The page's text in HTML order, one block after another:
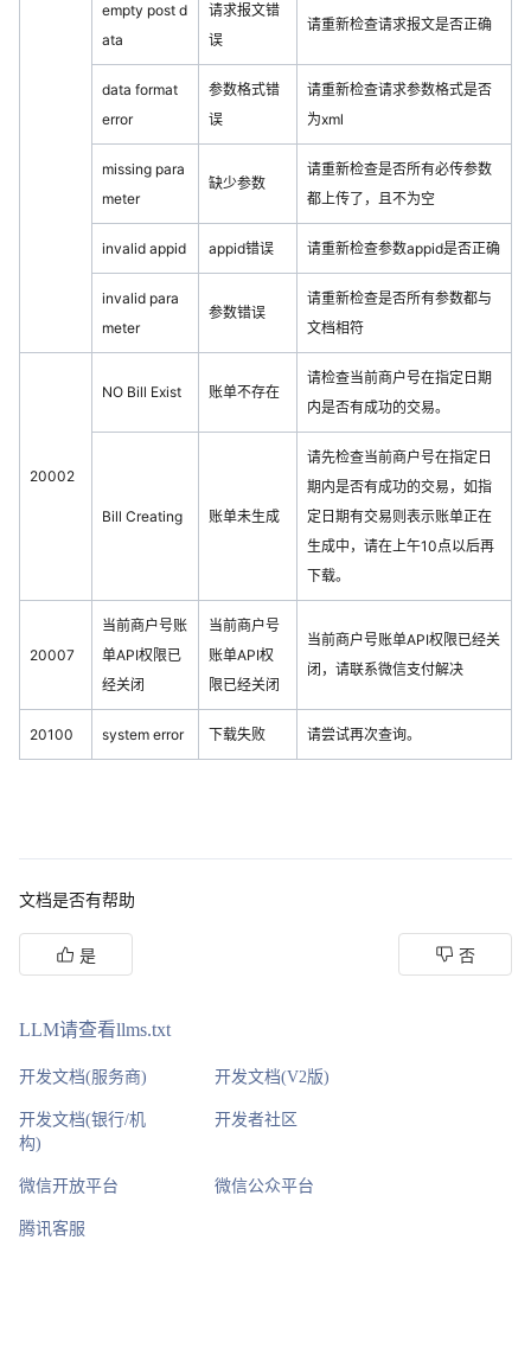
empty post d
ata
请求报文错
误
请重新检查请求报文是否正确
data format
error
参数格式错
误
请重新检查请求参数格式是否
为xml
missing para
meter
缺少参数
请重新检查是否所有必传参数
都上传了，且不为空
invalid appid appid错误 请重新检查参数appid是否正确
invalid para
meter
参数错误
请重新检查是否所有参数都与
文档相符
20002
NO Bill Exist 账单不存在
请检查当前商户号在指定日期
内是否有成功的交易。
Bill Creating 账单未生成
请先检查当前商户号在指定日
期内是否有成功的交易，如指
定日期有交易则表示账单正在
生成中，请在上午10点以后再
下载。
20007
当前商户号账
单API权限已
经关闭
当前商户号
账单API权
限已经关闭
当前商户号账单API权限已经关
闭，请联系微信支付解决
20100 system error 下载失败 请尝试再次查询。
文档是否有帮助
是 否
LLM请查看llms.txt
开发文档(服务商) 开发文档(V2版)
开发文档(银行/机
构)
开发者社区
微信开放平台 微信公众平台
腾讯客服